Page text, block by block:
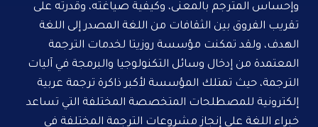
وإحساس المترجم بالمعنى، وكيفية صياغته، وقدرته على
تقريب الفروق بين الثقافات من اللغة المصدر إلى اللغة
الهدف، ولقد تمكنت مؤسسة روزيتا لخدمات الترجمة
المعتمدة من إدخال وسائل التكنولوجيا والبرمجة في آليات
الترجمة، حيث تمتلك المؤسسة لأكبر ذاكرة ترجمة عربية
إلكترونية للمصطلحات المتخصصة المختلفة التي تساعد
خبراء اللغة على إنجاز مشروعات الترجمة المختلفة في